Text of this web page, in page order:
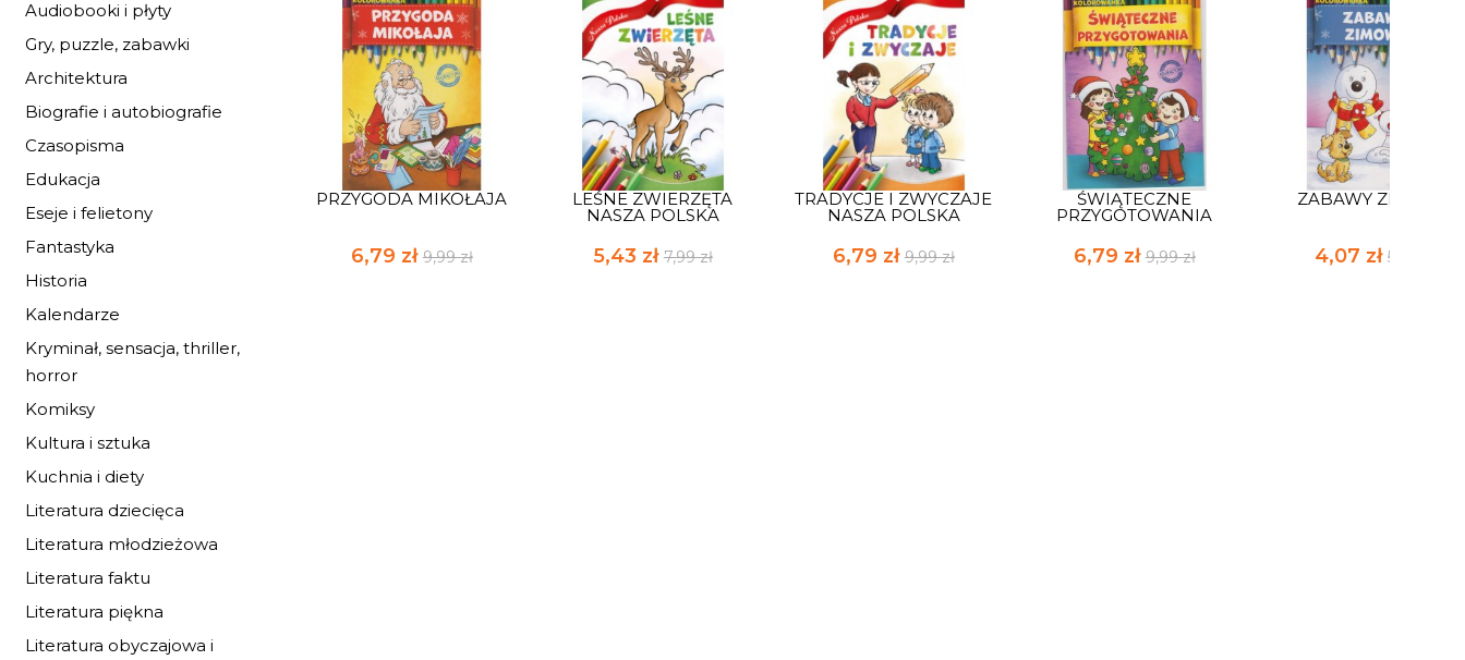
Audiobooki i płyty
Gry, puzzle, zabawki
Architektura
Biografie i autobiografie
Czasopisma
Edukacja
Eseje i felietony
Fantastyka
Historia
Kalendarze
Kryminał, sensacja, thriller,
horror
Komiksy
Kultura i sztuka
Kuchnia i diety
Literatura dziecięca
Literatura młodzieżowa
Literatura faktu
Literatura piękna
Literatura obyczajowa i
PRZYGODA MIKOŁAJA
6,79 zł 9,99 zł
LEŚNE ZWIERZĘTA
NASZA POLSKA
5,43 zł 7,99 zł
TRADYCJE I ZWYCZAJE
NASZA POLSKA
6,79 zł 9,99 zł
ŚWIĄTECZNE
PRZYGOTOWANIA
6,79 zł 9,99 zł
ZABAWY ZIMOWE
4,07 zł5,99 zł